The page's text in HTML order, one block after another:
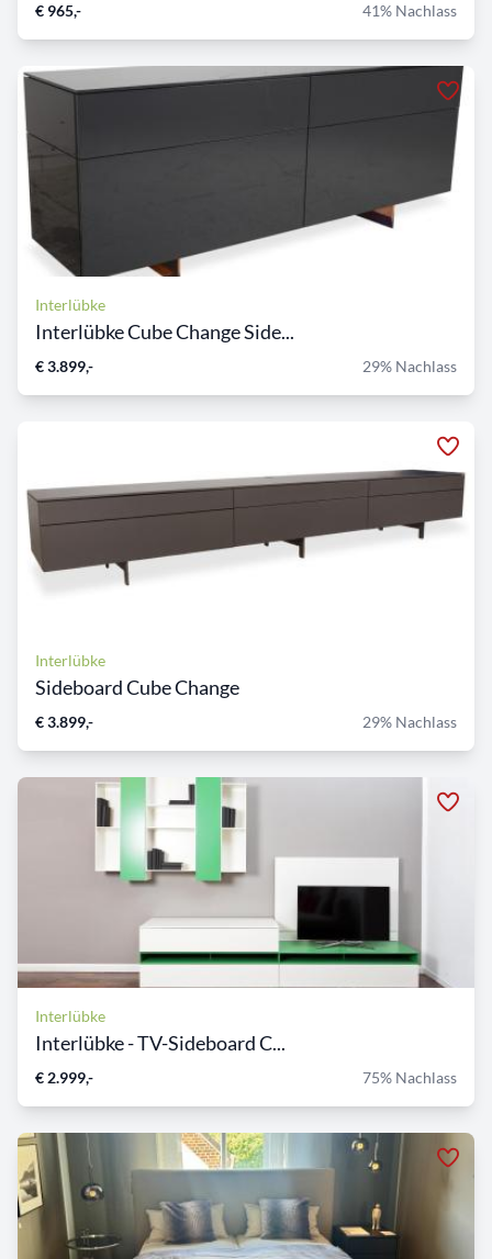
€ 965,- 41% Nachlass
Interlübke
Interlübke Cube Change Side...
€ 3.899,- 29% Nachlass
Interlübke
Sideboard Cube Change
€ 3.899,- 29% Nachlass
Interlübke
Interlübke - TV-Sideboard C...
€ 2.999,- 75% Nachlass